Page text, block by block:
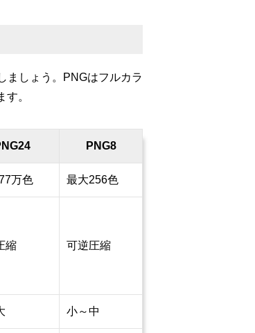
ましょう。PNGはフルカラ
。
PNG8
万色 最大256色
縮 可逆圧縮
小～中